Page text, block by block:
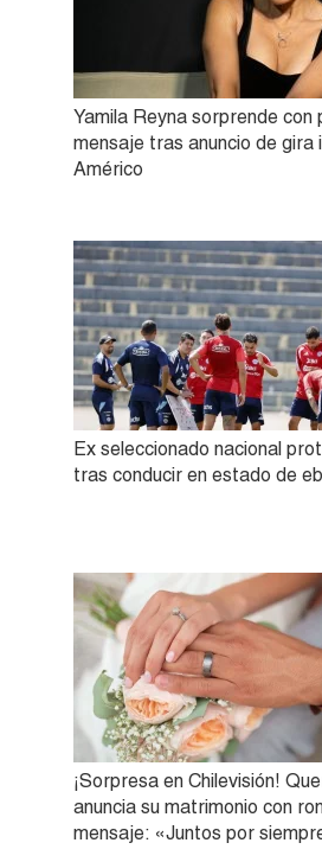
Yamila Reyna sorprende con
mensaje tras anuncio de gira
Américo
Ex seleccionado nacional
tras conducir en estado de
¡Sorpresa en Chilevisión!
anuncia su matrimonio con
mensaje: «Juntos por